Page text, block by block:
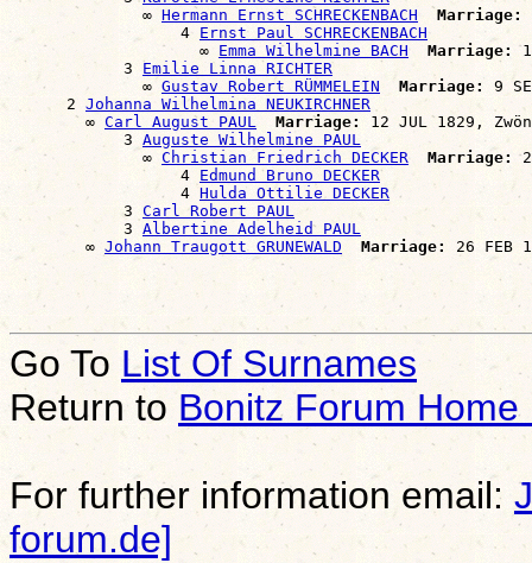
              ∞
Hermann Ernst SCHRECKENBACH Marriage:
                  4
Ernst Paul SCHRECKENBACH
                    ∞
Emma Wilhelmine BACH Marriage:
            3
Emilie Linna RICHTER
              ∞
Gustav Robert RÜMMELEIN Marriage:
9
      2
Johanna Wilhelmina NEUKIRCHNER
        ∞
Carl August PAUL Marriage:
12 JUL 1829,
            3
Auguste Wilhelmine PAUL
              ∞
Christian Friedrich DECKER Marriage:
                  4
Edmund Bruno DECKER
                  4
Hulda Ottilie DECKER
            3
Carl Robert PAUL
            3
Albertine Adelheid PAUL
        ∞
Johann Traugott GRUNEWALD Marriage:
Go To List Of Surnames
Return toBonitz Forum Home
For further information email:
forum.de]